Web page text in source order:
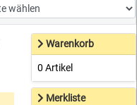
Warenkorb
0 Artikel
Merkliste